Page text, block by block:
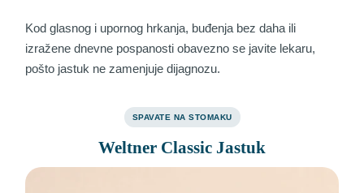
Kod glasnog i upornog hrkanja, buđenja bez daha ili
izražene dnevne pospanosti obavezno se javite lekaru,
pošto jastuk ne zamenjuje dijagnozu.
SPAVATE NA STOMAKU
Weltner Classic Jastuk